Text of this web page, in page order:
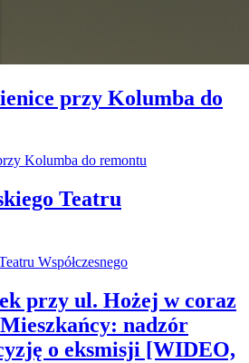
przy Kolumba do
Teatru
przy ul. Hożej w coraz
nadzór
o eksmisji [WIDEO,